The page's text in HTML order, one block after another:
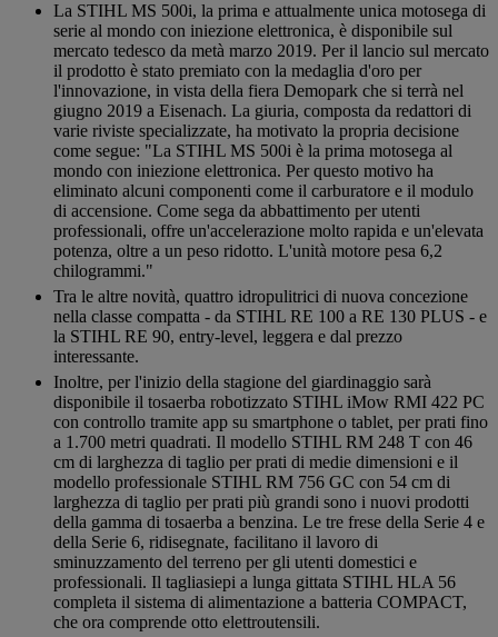
La STIHL MS 500i, la prima e attualmente unica motosega di
serie al mondo con iniezione elettronica, è disponibile sul
mercato tedesco da metà marzo 2019. Per il lancio sul mercato
il prodotto è stato premiato con la medaglia d'oro per
l'innovazione, in vista della fiera Demopark che si terrà nel
giugno 2019 a Eisenach. La giuria, composta da redattori di
varie riviste specializzate, ha motivato la propria decisione
come segue: "La STIHL MS 500i è la prima motosega al
mondo con iniezione elettronica. Per questo motivo ha
eliminato alcuni componenti come il carburatore e il modulo
di accensione. Come sega da abbattimento per utenti
professionali, offre un'accelerazione molto rapida e un'elevata
potenza, oltre a un peso ridotto. L'unità motore pesa 6,2
chilogrammi."
Tra le altre novità, quattro idropulitrici di nuova concezione
nella classe compatta - da STIHL RE 100 a RE 130 PLUS - e
la STIHL RE 90, entry-level, leggera e dal prezzo
interessante.
Inoltre, per l'inizio della stagione del giardinaggio sarà
disponibile il tosaerba robotizzato STIHL iMow RMI 422 PC
con controllo tramite app su smartphone o tablet, per prati fino
a 1.700 metri quadrati. Il modello STIHL RM 248 T con 46
cm di larghezza di taglio per prati di medie dimensioni e il
modello professionale STIHL RM 756 GC con 54 cm di
larghezza di taglio per prati più grandi sono i nuovi prodotti
della gamma di tosaerba a benzina. Le tre frese della Serie 4 e
della Serie 6, ridisegnate, facilitano il lavoro di
sminuzzamento del terreno per gli utenti domestici e
professionali. Il tagliasiepi a lunga gittata STIHL HLA 56
completa il sistema di alimentazione a batteria COMPACT,
che ora comprende otto elettroutensili.